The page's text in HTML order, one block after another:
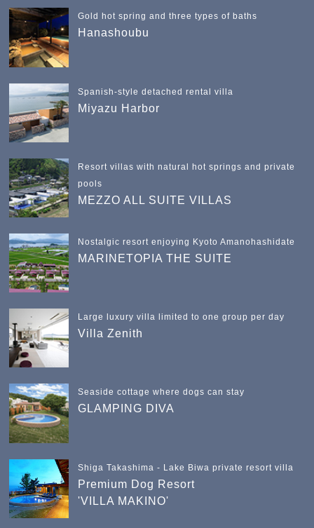
Gold hot spring and three types of baths
Hanashoubu
Spanish-style detached rental villa
Miyazu Harbor
Resort villas with natural hot springs and private
pools
MEZZO ALL SUITE VILLAS
Nostalgic resort enjoying Kyoto Amanohashidate
MARINETOPIA THE SUITE
Large luxury villa limited to one group per day
Villa Zenith
Seaside cottage where dogs can stay
GLAMPING DIVA
Shiga Takashima - Lake Biwa private resort villa
Premium Dog Resort
'VILLA MAKINO'